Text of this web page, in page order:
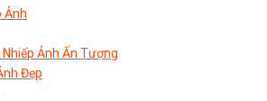
Ảnh
Ảnh Ấn Tượng
Đẹp